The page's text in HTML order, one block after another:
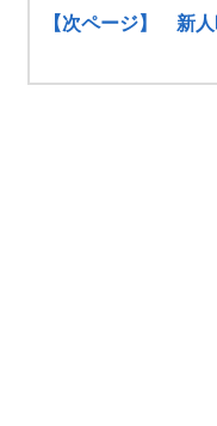
【次ページ】 新